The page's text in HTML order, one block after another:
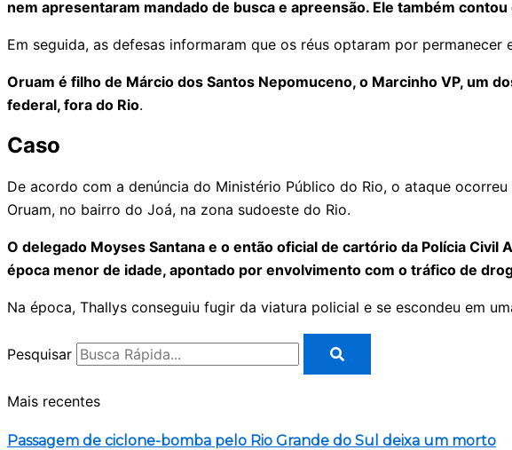
nem apresentaram mandado de busca e apreensão. Ele também
Em seguida, as defesas informaram que os réus optaram por
Oruam é filho de Márcio dos Santos Nepomuceno, o Marcinho VP, um
federal, fora do Rio.
Caso
De acordo com a denúncia do Ministério Público do Rio, o ataque
Oruam, no bairro do Joá, na zona sudoeste do Rio.
O delegado Moyses Santana e o então oficial de cartório da Polícia Civil
época menor de idade, apontado por envolvimento com o tráfico de
Na época, Thallys conseguiu fugir da viatura policial e se escondeu em
Pesquisar
Mais recentes
Passagem de ciclone-bomba pelo Rio Grande do Sul deixa um morto